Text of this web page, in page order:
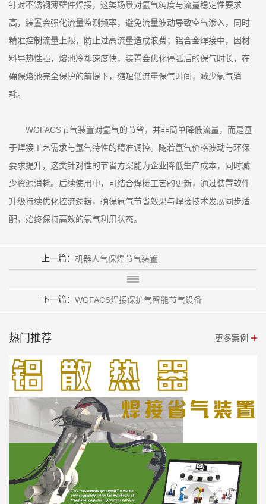
针对不锈钢薄壁件焊接，这类场景对氩气纯度与流量稳定性要求
高，装置会强化流量监测频率，避免流量波动导致空气渗入，同时
精准控制流量上限，防止过高流量造成浪费；铝合金焊接中，因材
料导热性强，熔池冷却速度快，装置会优化停弧后的保气时长，在
确保熔池完全保护的前提下，缩短低流量保气时间，减少氩气消
耗。
WGFACS节气装置对氩气的节省，并非简单降低流量，而是基
于焊接工艺需求与氩气特性的精准调控。随着氩气价格波动与环保
要求提升，这类针对性的节省方案能为企业降低生产成本，同时减
少资源消耗。后续使用中，可结合焊接工艺的更新，通过装置软件
升级持续优化控流逻辑，确保氩气节省效果与焊接技术发展同步适
配，始终保持高效的氩气利用状态。
上一篇： 机器人气保焊节气装置
下一篇： WGFACS焊接保护气智能节气设备
热门推荐 更多案例